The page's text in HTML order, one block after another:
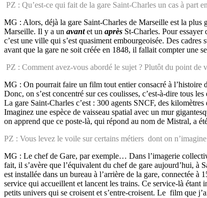
PZ : Qu’est-ce qui fait de la gare Saint-Charles un cas à part
MG : Alors, déjà la gare Saint-Charles de Marseille est la plus
Marseille. Il y a un avantet un après St-Charles. Pour
c’est une ville qui s’est quasiment embourgeoisée. Des
avant que la gare ne soit créée en 1848, il fallait compter une
PZ : Comment avez-vous abordé le sujet ? Plutôt du point de
MG : On pourrait faire un film tout entier consacré à l’histoire
Donc, on s’est concentré sur ces coulisses, c’est-à-dire tous
La gare Saint-Charles c’est : 300 agents SNCF, des
Imaginez une espèce de vaisseau spatial avec un mur
on apprend que ce poste-là, qui répond au nom de Mistral, a
PZ : Vous levez le voile sur certains métiers dont on
MG : Le chef de Gare, par exemple… Dans l’imagerie
fait, il s’avère que l’équivalent du chef de gare aujourd’hui, à
est installée dans un bureau à l’arrière de la gare, connectée
service qui accueillent et lancent les trains. Ce service-là
petits univers qui se croisent et s’entre-croisent. Le film que